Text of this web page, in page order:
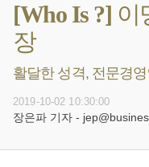
[Who Is ?]
장
활달한 성격, 전문경
2019-10-02 10:30:00
장은파 기자 -